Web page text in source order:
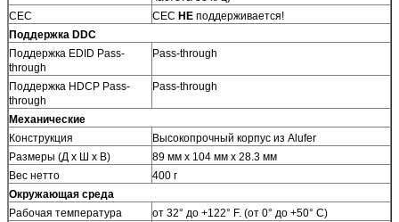
CEC
CEC НЕ поддерживается!
Поддержка DDC
Поддержка EDID Pass-
through
Pass-through
Поддержка HDCP Pass-
through
Pass-through
Механические
Конструкция
Высокопрочный корпус из Alufer
Размеры (Д x Ш x В)
89 мм x 104 мм x 28.3 мм
Вес нетто
400 г
Окружающая среда
Рабочая температура
от 32° до +122° F. (от 0° до +50° C)